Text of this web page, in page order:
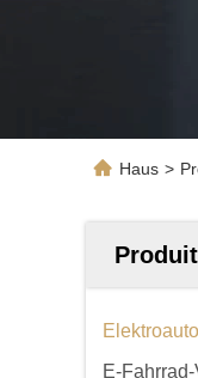
Haus >
E-